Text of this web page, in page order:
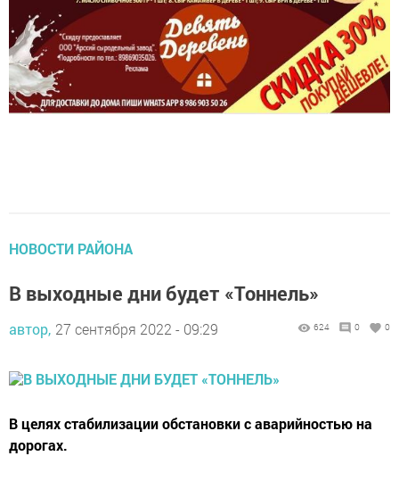
НОВОСТИ РАЙОНА
В выходные дни будет «Тоннель»
автор, 27 сентября 2022 - 09:29
В целях стабилизации обстановки с аварийностью на
дорогах.